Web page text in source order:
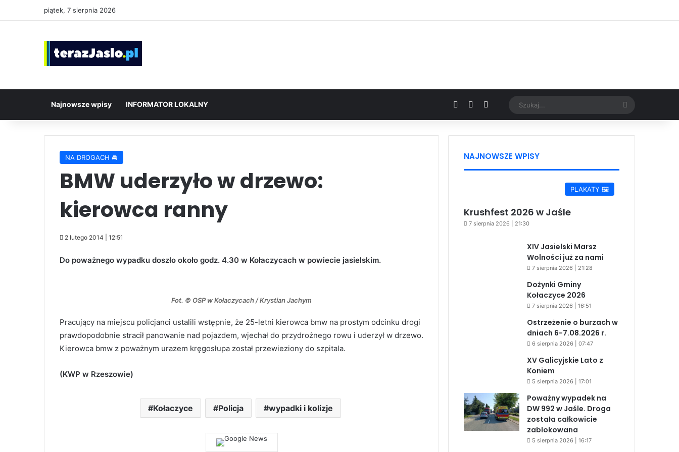
piątek, 7 sierpnia 2026
Najnowsze wpisy INFORMATOR LOKALNY Facebook YouTubeGoogle News Szukaj...
NA DROGACH 🚘
BMW uderzyło w drzewo:
kierowca ranny
2 lutego 2014 | 12:51
Do poważnego wypadku doszło około godz. 4.30 w Kołaczycach w powiecie jasielskim.
Fot. © OSP w Kołaczycach / Krystian Jachym
Pracujący na miejscu policjanci ustalili wstępnie, że 25-letni kierowca bmw na prostym odcinku drogi
prawdopodobnie stracił panowanie nad pojazdem, wjechał do przydrożnego rowu i uderzył w drzewo.
Kierowca bmw z poważnym urazem kręgosłupa został przewieziony do szpitala.
(KWP w Rzeszowie)
Kołaczyce Policja wypadki i kolizje
NAJNOWSZE WPISY
PLAKATY 🖼️
Krushfest 2026 w Jaśle
7 sierpnia 2026 | 21:30
XIV Jasielski Marsz
Wolności już za nami
7 sierpnia 2026 | 21:28
Dożynki Gminy
Kołaczyce 2026
7 sierpnia 2026 | 16:51
Ostrzeżenie o burzach w
dniach 6-7.08.2026 r.
6 sierpnia 2026 | 07:47
XV Galicyjskie Lato z
Koniem
5 sierpnia 2026 | 17:01
Poważny wypadek na
DW 992 w Jaśle. Droga
została całkowicie
zablokowana
5 sierpnia 2026 | 16:17